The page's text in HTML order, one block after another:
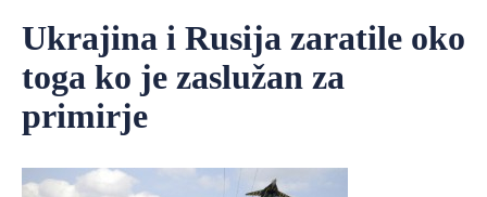
Ukrajina i Rusija zaratile oko
toga ko je zaslužan za
primirje